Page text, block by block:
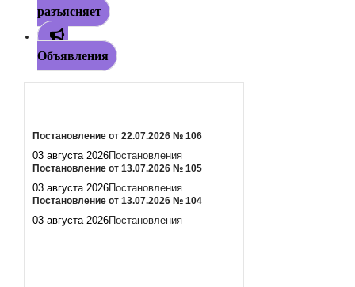
разъясняет
Объявления
Постановление от 22.07.2026 № 106
03 августа 2026Постановления
Постановление от 13.07.2026 № 105
03 августа 2026Постановления
Постановление от 13.07.2026 № 104
03 августа 2026Постановления